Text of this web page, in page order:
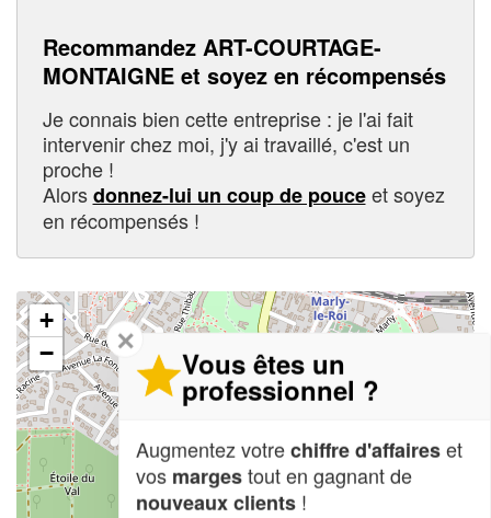
Recommandez ART-COURTAGE-
MONTAIGNE et soyez en récompensés
Je connais bien cette entreprise : je l'ai fait
intervenir chez moi, j'y ai travaillé, c'est un
proche !
Alorsdonnez-lui un coup de pouceet soyez
en récompensés !
+
−
✕
Vous êtes un
professionnel ?
Augmentez votrechiffre d'affaireset
vos margestout en gagnant de
nouveaux clients !